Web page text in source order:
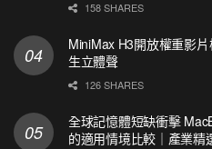
158 SHARES
MiniMax H3開放權重影
生立體聲
126 SHARES
全球記憶體短缺衝擊
的適用情境比較｜產業精